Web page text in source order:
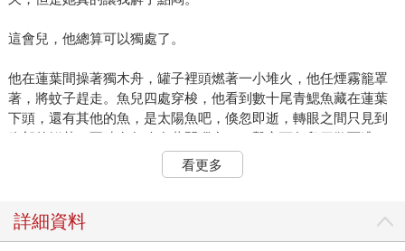
這會兒，他總算可以獨處了。
他在蓮葉間操著獨木舟，罐子裡頭燃著一小堆火，他任煙霧籠罩
著，將蚊子趕走。魚兒四處穿梭，他看到數十尾青鰓魚藏在蓮葉
下頭，還有其他的魚，是太陽魚吧，倏忽即逝，轉眼之間只見到
腹部的鮮黃。不時有魚狗在蓮間獵食，一擊之下魚兒四散而逃。
他晚點會吃些東西，現在不過下午，飛機剛剛離開，引擎聲彷彿
還盤旋耳際。天黑之前，他還有時間划到這座小湖的盡頭，還有
看更多
詳細資料